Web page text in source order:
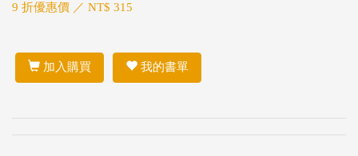
9 折優惠價 ／ NT$ 315
加入購買 我的書單